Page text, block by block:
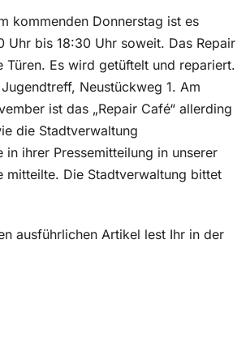
kommenden Donnerstag ist es
Uhr bis 18:30 Uhr soweit. Das Repair
Türen. Es wird getüftelt und repariert.
Neustückweg 1. Am
ist das „Repair Café“ allerding
die Stadtverwaltung
in ihrer Pressemitteilung in unserer
mitteilte. Die Stadtverwaltung bittet
ausführlichen Artikel lest Ihr in der